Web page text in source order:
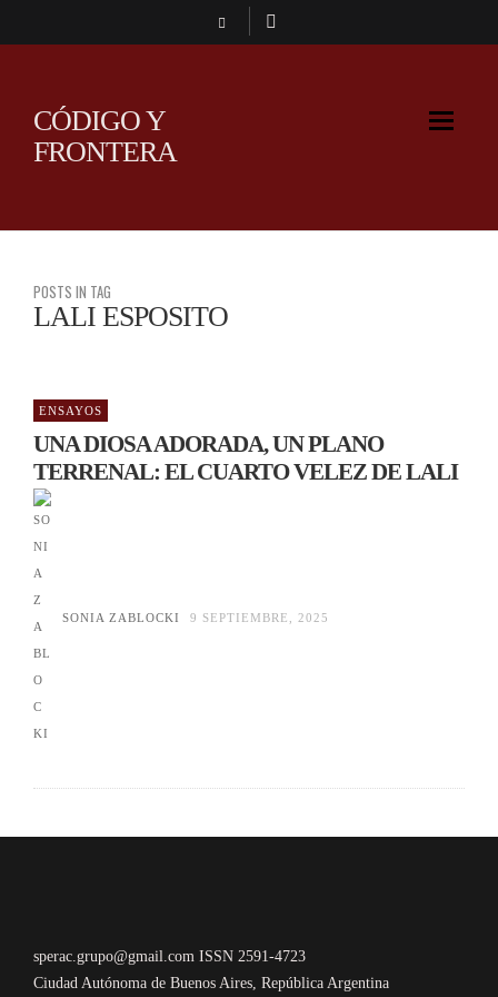
CÓDIGO Y
FRONTERA
POSTS IN TAG
LALI ESPOSITO
ENSAYOS
UNA DIOSA ADORADA, UN PLANO
TERRENAL: EL CUARTO VELEZ DE LALI
SONIA ZABLOCKI 9 SEPTIEMBRE, 2025
sperac.grupo@gmail.com ISSN 2591-4723
Ciudad Autónoma de Buenos Aires, República Argentina